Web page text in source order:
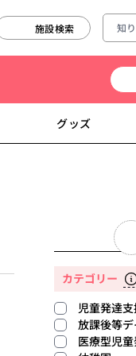
施設検索
グッズ
カテゴリー
児童発達
放課後等
医療型児